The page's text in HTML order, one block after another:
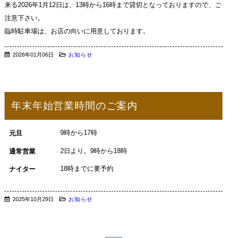
来る2026年1月12日は、13時から16時まで貸切となっておりますので、ご
注意下さい。
臨時駐車場は、お店の向いに用意しております。
2026年01月06日 お知らせ
年末年始営業時間のご案内
元旦 9時から17時
通常営業 2日より。9時から18時
ナイター 18時までに要予約
2025年10月29日 お知らせ